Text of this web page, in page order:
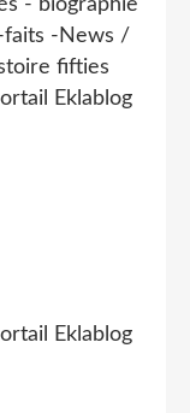
- biographie
faits -News /
fifties
Eklablog
Eklablog